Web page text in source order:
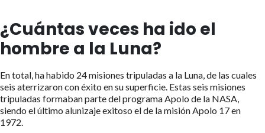
¿Cuántas veces ha ido el
hombre a la Luna?
En total, ha habido 24 misiones tripuladas a la Luna, de las cuales
seis aterrizaron con éxito en su superficie. Estas seis misiones
tripuladas formaban parte del programa Apolo de la NASA,
siendo el último alunizaje exitoso el de la misión Apolo 17 en
1972.